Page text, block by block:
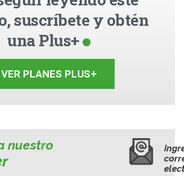
suscríbete y obtén
una Plus+
VER PLANES PLUS+
nuestro